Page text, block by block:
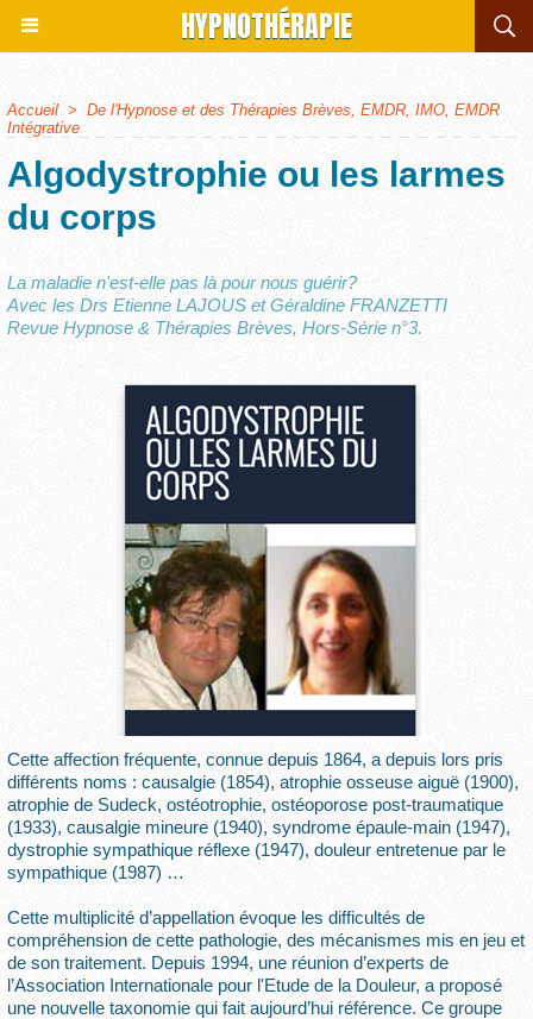
HYPNOTHÉRAPIE
Accueil > De l'Hypnose et des Thérapies Brèves, EMDR, IMO, EMDR
Intégrative
Algodystrophie ou les larmes
du corps
La maladie n'est-elle pas là pour nous guérir?
Avec les Drs Etienne LAJOUS et Géraldine FRANZETTI
Revue Hypnose & Thérapies Brèves, Hors-Série n°3.
Cette affection fréquente, connue depuis 1864, a depuis lors pris
différents noms : causalgie (1854), atrophie osseuse aiguë (1900),
atrophie de Sudeck, ostéotrophie, ostéoporose post-traumatique
(1933), causalgie mineure (1940), syndrome épaule-main (1947),
dystrophie sympathique réflexe (1947), douleur entretenue par le
sympathique (1987) …
Cette multiplicité d’appellation évoque les difficultés de
compréhension de cette pathologie, des mécanismes mis en jeu et
de son traitement. Depuis 1994, une réunion d’experts de
l’Association Internationale pour l'Etude de la Douleur, a proposé
une nouvelle taxonomie qui fait aujourd’hui référence. Ce groupe